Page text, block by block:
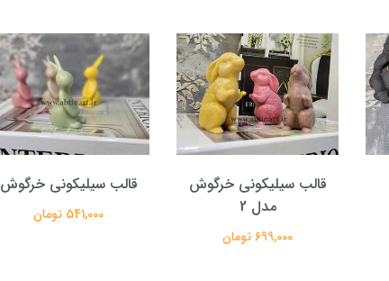
قالب سیلیکونی خرگوش
مدل 2
699,000 تومان
قالب سیلیکونی خرگوش
541,000 تومان